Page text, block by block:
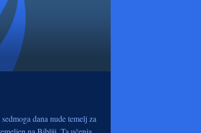
dana nude temelj za